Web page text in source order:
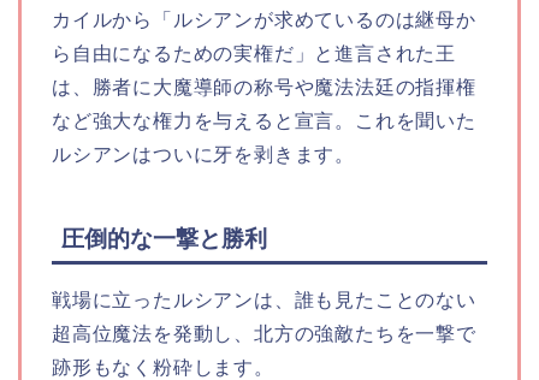
カイルから「ルシアンが求めているのは継母か
ら自由になるための実権だ」と進言された王
は、勝者に大魔導師の称号や魔法法廷の指揮権
など強大な権力を与えると宣言。これを聞いた
ルシアンはついに牙を剥きます。
圧倒的な一撃と勝利
戦場に立ったルシアンは、誰も見たことのない
超高位魔法を発動し、北方の強敵たちを一撃で
跡形もなく粉砕します。